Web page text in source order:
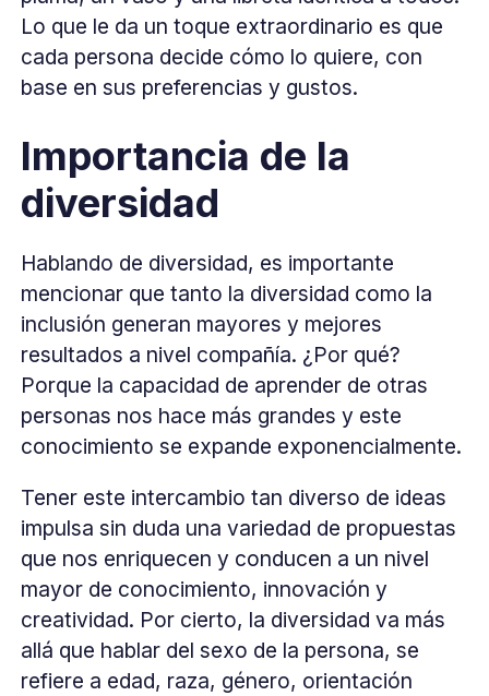
Lo que le da un toque extraordinario es que
cada persona decide cómo lo quiere, con
base en sus preferencias y gustos.
Importancia de la
diversidad
Hablando de diversidad, es importante
mencionar que tanto la diversidad como la
inclusión generan mayores y mejores
resultados a nivel compañía. ¿Por qué?
Porque la capacidad de aprender de otras
personas nos hace más grandes y este
conocimiento se expande exponencialmente.
Tener este intercambio tan diverso de ideas
impulsa sin duda una variedad de propuestas
que nos enriquecen y conducen a un nivel
mayor de conocimiento, innovación y
creatividad. Por cierto, la diversidad va más
allá que hablar del sexo de la persona, se
refiere a edad, raza, género, orientación